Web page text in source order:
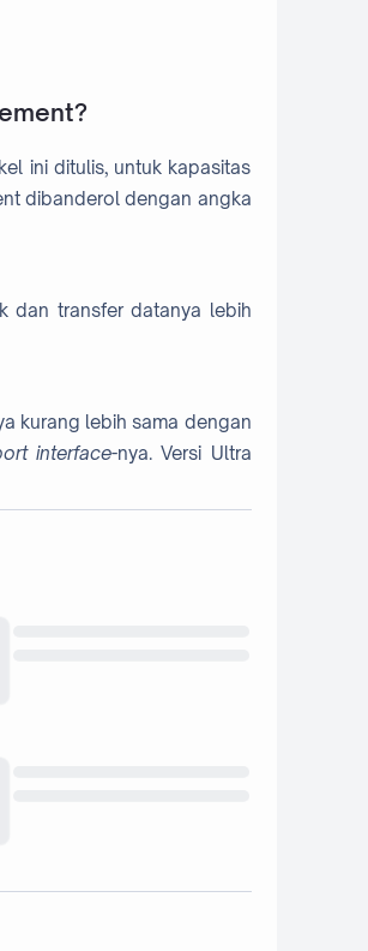
ini ditulis, untuk kapasitas
dibanderol dengan angka
dan transfer datanya lebih
kurang lebih sama dengan
interface-nya. Versi Ultra